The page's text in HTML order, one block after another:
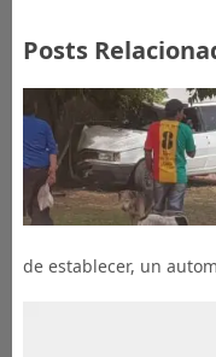
Posts
de establecer, un